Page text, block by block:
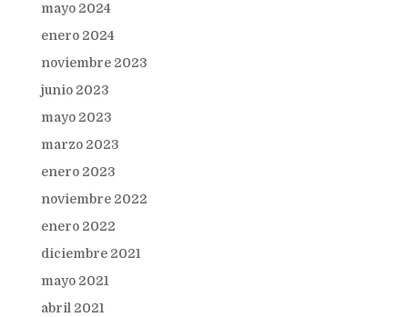
mayo 2024
enero 2024
noviembre 2023
junio 2023
mayo 2023
marzo 2023
enero 2023
noviembre 2022
enero 2022
diciembre 2021
mayo 2021
abril 2021